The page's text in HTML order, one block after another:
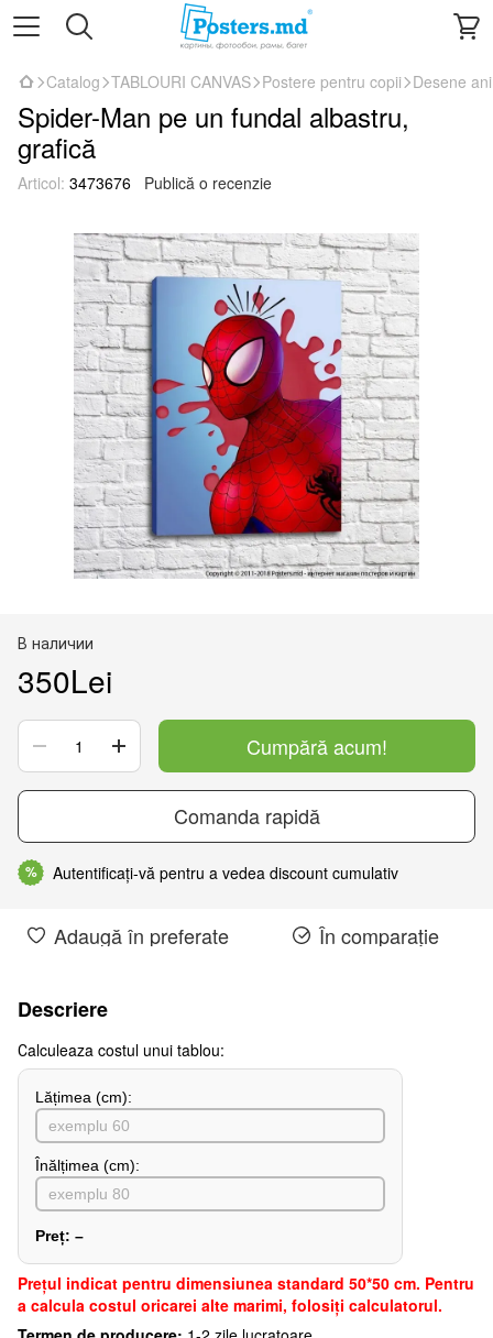
Catalog TABLOURI CANVAS Postere pentru copii Desene
Spider-Man pe un fundal albastru,
grafică
Articol: 3473676 Publică o recenzie
В наличии
350Lei
Cumpără acum!
Comanda rapidă
% Autentificați-vă pentru a vedea discount cumulativ
Adaugă în preferate În comparație
Descriere
Сalculeaza costul unui tablou:
Lățimea (сm):
Înălțimea (cm):
Preț: –
Preţul indicat pentru dimensiunea standard 50*50 cm. Pentru
a calcula costul oricarei alte marimi, folosiți calculatorul.